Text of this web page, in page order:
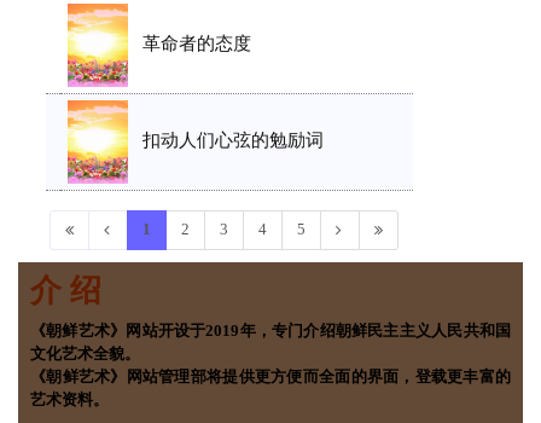
革命者的态度
扣动人们心弦的勉励词
1 2 3 4 5
介 绍
《朝鲜艺术》网站开设于2019年，专门介绍朝鲜民主主义人民共和国
文化艺术全貌。
《朝鲜艺术》网站管理部将提供更方便而全面的界面，登载更丰富的
艺术资料。